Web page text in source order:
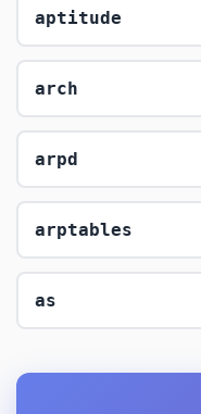
aptitude
arch
arpd
arptables
as